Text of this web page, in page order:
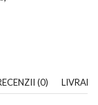
(0) LIVRARE